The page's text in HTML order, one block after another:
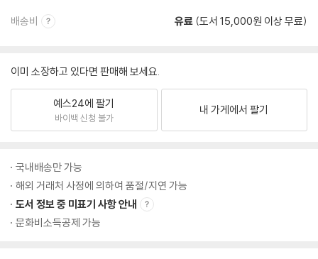
배송비 유료 (도서 15,000원 이상 무료)
이미 소장하고 있다면 판매해 보세요.
예스24에 팔기
바이백 신청 불가
내 가게에서 팔기
국내배송만 가능
해외 거래처 사정에 의하여 품절/지연 가능
도서 정보 중 미표기 사항 안내
문화비소득공제 가능